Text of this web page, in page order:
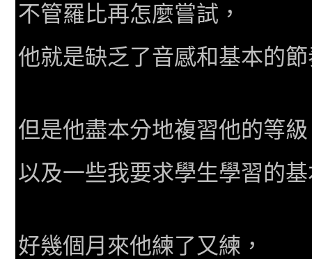
不管羅比再怎麼嘗試，
他就是缺乏了音感和基本的
但是他盡本分地複習他的等級
以及一些我要求學生學習的
好幾個月來他練了又練，